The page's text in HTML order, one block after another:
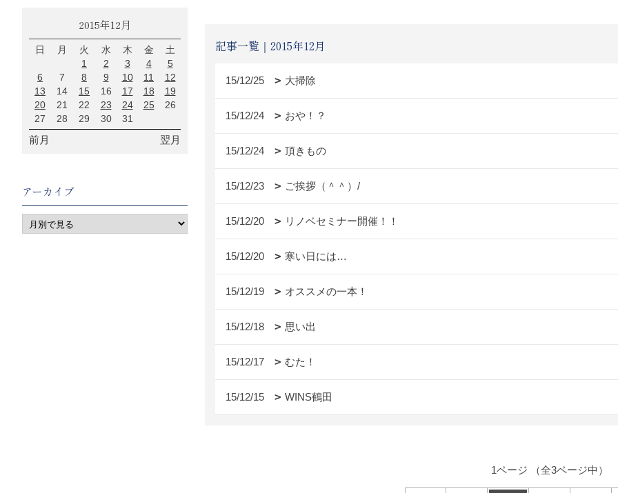
記事一覧｜2015年12月
15/12/25 大掃除
15/12/24 おや！？
15/12/24 頂きもの
15/12/23 ご挨拶（＾＾）/
15/12/20 リノベセミナー開催！！
15/12/20 寒い日には…
15/12/19 オススメの一本！
15/12/18 思い出
15/12/17 むた！
15/12/15 WINS鶴田
1ページ （全3ページ中）
2015年12月
日 月 火 水 木 金
土
1
2 3 4
5
6
7 8 9 10 11
12
13
14 15 16 17 18
19
20
21 22 23 24 25
26
27
28 29 30 31
前月 翌月
アーカイブ